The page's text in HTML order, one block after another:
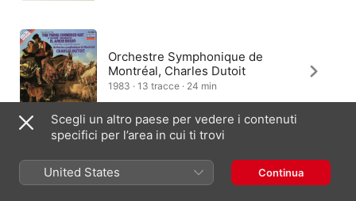
Orchestre Symphonique de
Montréal, Charles Dutoit
1983 · 13 tracce · 24 min
Rundfunk-Sinfonieorchester
Berlin, Lorin Maazel
Scegli un altro paese per vedere i contenuti
specifici per l’area in cui ti trovi
United States Continua